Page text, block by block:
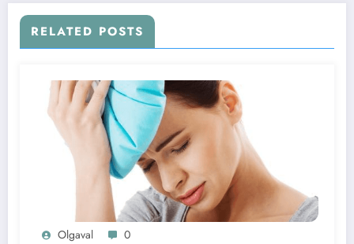
RELATED POSTS
Olgaval 0